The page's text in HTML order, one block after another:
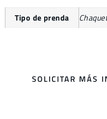
Tipo de prenda
SOLICITAR MÁS